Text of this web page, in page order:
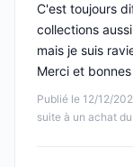
Publié le 12/12/
suite à un achat
C'est toujours
collections
mais je suis
Merci et